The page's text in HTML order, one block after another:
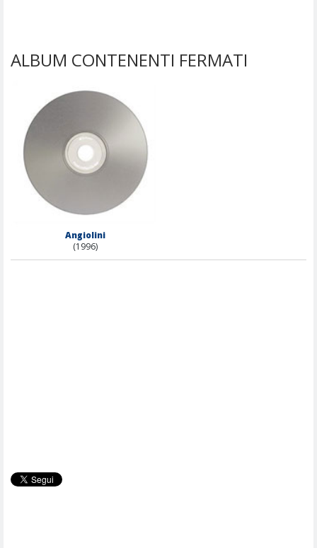
ALBUM CONTENENTI FERMATI
Angiolini
(1996)